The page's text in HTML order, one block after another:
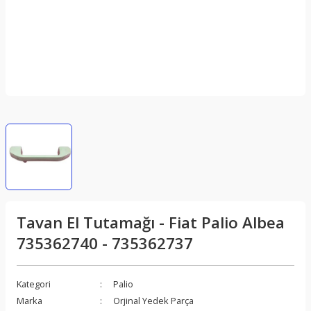
Tavan El Tutamağı - Fiat Palio Albea
735362740 - 735362737
Kategori
Palio
Marka
Orjinal Yedek Parça